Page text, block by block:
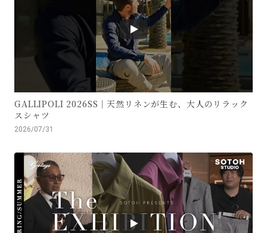
GALLIPOLI 2026SS｜天然リネンが生む、大人のリラック
スシャツ
2026/07/31